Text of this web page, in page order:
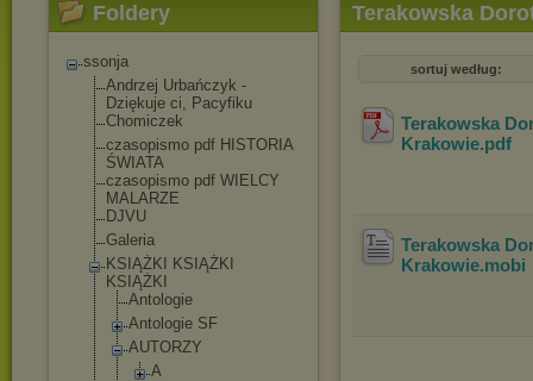
Foldery
ssonja
Andrzej Urbańczyk -
Dziękuje ci, Pacyfiku
Chomiczek
czasopismo pdf HISTORIA
ŚWIATA
czasopismo pdf WIELCY
MALARZE
DJVU
Galeria
KSIĄŻKI KSIĄŻKI
KSIĄŻKI
Antologie
Antologie SF
AUTORZY
A
Terakowska
sortuj według:
Terakowska
Krakowie.pdf
Terakowska
Krakowie.mobi